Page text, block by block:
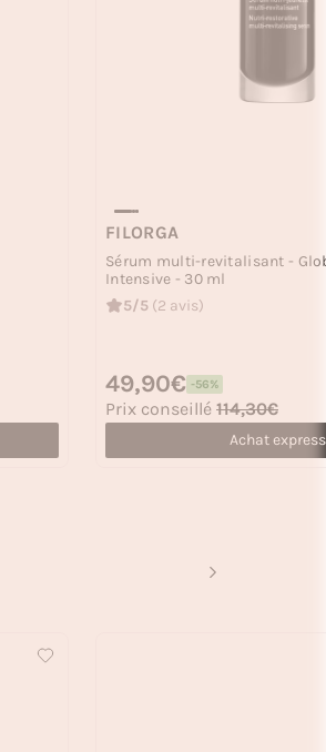
FILORGA
Sérum multi-revitalisant -
Intensive - 30 ml
5/5 (2 avis)
Prix soldé
49,90€ -56%
Prix habituel
Prix conseillé 114,30€
Achat express